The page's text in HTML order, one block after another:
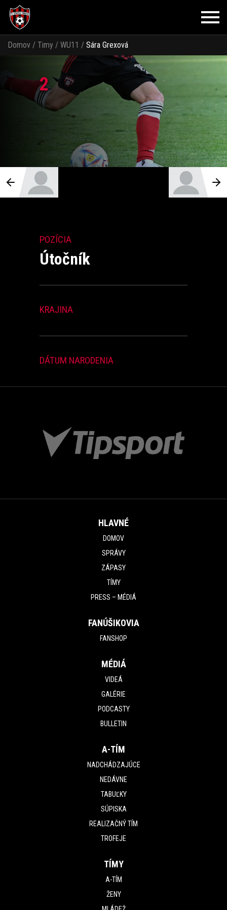
Domov / Timy / WU11 / Sára Grexová
2
POZÍCIA
Útočník
KRAJINA
DÁTUM NARODENIA
HLAVNÉ
DOMOV
SPRÁVY
ZÁPASY
TÍMY
PRESS – MÉDIÁ
FANÚŠIKOVIA
FANSHOP
MÉDIÁ
VIDEÁ
GALÉRIE
PODCASTY
BULLETIN
A-TÍM
NADCHÁDZAJÚCE
NEDÁVNE
TABUĽKY
SÚPISKA
REALIZAČNÝ TÍM
TROFEJE
TÍMY
A-TÍM
ŽENY